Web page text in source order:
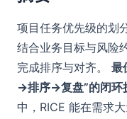
项目任务优先级的划
结合业务目标与风险
完成排序与对齐。 最
→排序→复盘”的闭环
中，RICE 能在需求